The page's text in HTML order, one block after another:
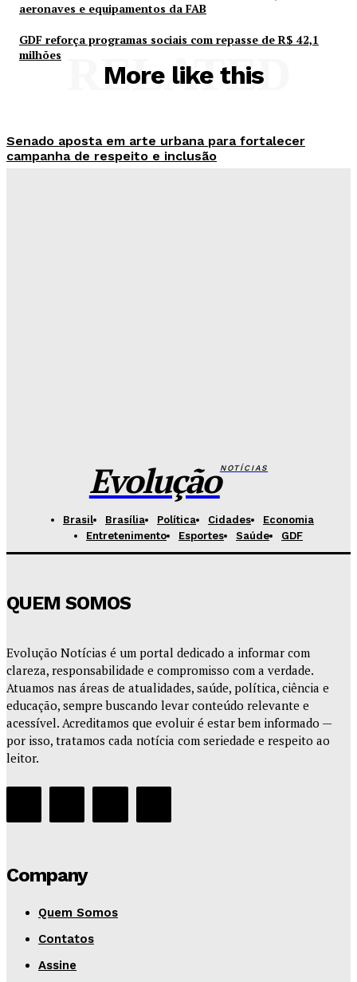
aeronaves e equipamentos da FAB
GDF reforça programas sociais com repasse de R$ 42,1
milhões
More like this
RELATED
Senado aposta em arte urbana para fortalecer
campanha de respeito e inclusão
EvoluçãoNOTÍCIAS
Brasil Brasília Política Cidades
Economia
Entretenimento
Esportes Saúde GDF
QUEM SOMOS
Evolução Notícias é um portal dedicado a informar com
clareza, responsabilidade e compromisso com a verdade.
Atuamos nas áreas de atualidades, saúde, política, ciência e
educação, sempre buscando levar conteúdo relevante e
acessível. Acreditamos que evoluir é estar bem informado —
por isso, tratamos cada notícia com seriedade e respeito ao
leitor.
Company
Quem Somos
Contatos
Assine